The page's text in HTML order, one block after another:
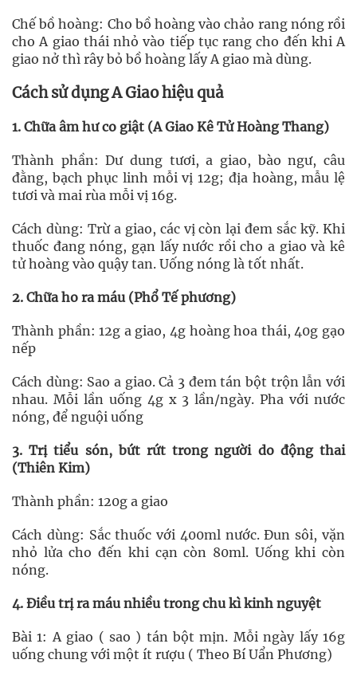
Chế bồ hoàng: Cho bồ hoàng vào chảo rang nóng rồi
cho A giao thái nhỏ vào tiếp tục rang cho đến khi A
giao nở thì rây bỏ bồ hoàng lấy A giao mà dùng.
Cách sử dụng A Giao hiệu quả
1. Chữa âm hư co giật (A Giao Kê Tử Hoàng Thang)
Thành phần: Dư dung tươi, a giao, bào ngư, câu
đằng, bạch phục linh mỗi vị 12g; địa hoàng, mẫu lệ
tươi và mai rùa mỗi vị 16g.
Cách dùng: Trừ a giao, các vị còn lại đem sắc kỹ. Khi
thuốc đang nóng, gạn lấy nước rồi cho a giao và kê
tử hoàng vào quậy tan. Uống nóng là tốt nhất.
2. Chữa ho ra máu (Phổ Tế phương)
Thành phần: 12g a giao, 4g hoàng hoa thái, 40g gạo
nếp
Cách dùng: Sao a giao. Cả 3 đem tán bột trộn lẫn với
nhau. Mỗi lần uống 4g x 3 lần/ngày. Pha với nước
nóng, để nguội uống
3. Trị tiểu són, bứt rứt trong người do động thai
(Thiên Kim)
Thành phần: 120g a giao
Cách dùng: Sắc thuốc với 400ml nước. Đun sôi, vặn
nhỏ lửa cho đến khi cạn còn 80ml. Uống khi còn
nóng.
4. Điều trị ra máu nhiều trong chu kì kinh nguyệt
Bài 1: A giao ( sao ) tán bột mịn. Mỗi ngày lấy 16g
uống chung với một ít rượu ( Theo Bí Uẩn Phương)